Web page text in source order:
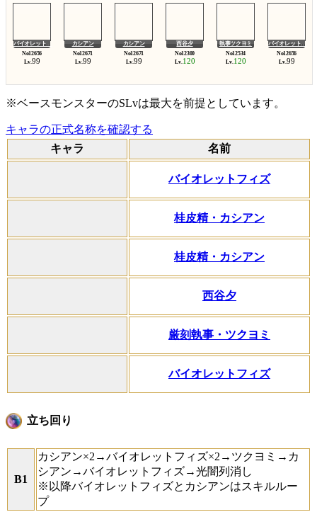
バイオレット… カシアン カシアン 西谷夕 執事ツクヨミ バイオレット…
Lv.99 Lv.99 Lv.99 Lv.120 Lv.120 Lv.99
※ベースモンスターのSLvは最大を前提としています。
キャラの正式名称を確認する
キャラ
名前
バイオレットフィズ
桂皮精・カシアン
桂皮精・カシアン
西谷夕
厳刻執事・ツクヨミ
バイオレットフィズ
立ち回り
B1
カシアン×2→バイオレットフィズ×2→ツクヨミ→カ
シアン→バイオレットフィズ→光闇列消し
※以降バイオレットフィズとカシアンはスキルルー
プ